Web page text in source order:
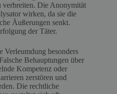
verbreiten. Die Anonymität
wirken, da sie die
Äußerungen senkt.
der Täter.
Verleumdung besonders
Behauptungen über
Kompetenz oder
zerstören und
Die rechtliche